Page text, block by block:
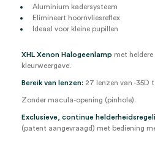
Aluminium kadersysteem
Elimineert hoornvliesreflex
Ideaal voor kleine pupillen
XHL Xenon Halogeenlamp met
kleurweergave.
Bereik van lenzen: 27 lenzen van -35D
Zonder macula-opening (pinhole).
Exclusieve, continue
(patent aangevraagd) met bediening